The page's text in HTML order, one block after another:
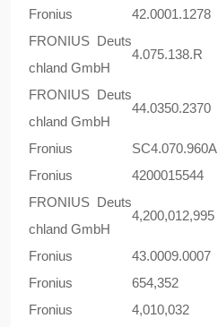
Fronius
42.0001.1278
FRONIUS Deuts
chland GmbH
4.075.138.R
FRONIUS Deuts
chland GmbH
44.0350.2370
Fronius
SC4.070.960A
Fronius
4200015544
FRONIUS Deuts
chland GmbH
4,200,012,995
Fronius
43.0009.0007
Fronius
654,352
Fronius
4,010,032